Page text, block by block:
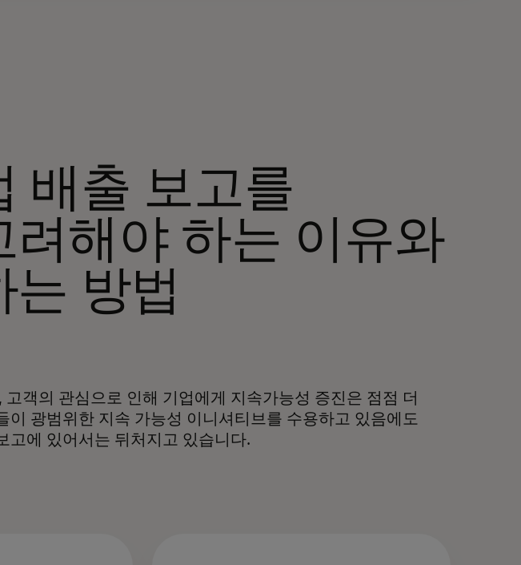
배출 보고를
려해야 하는 이유와
는 방법
객의 관심으로 인해 기업에게 지속가능성 증진은 점점 더
이 광범위한 지속 가능성 이니셔티브를 수용하고 있음에도
고에 있어서는 뒤처지고 있습니다.